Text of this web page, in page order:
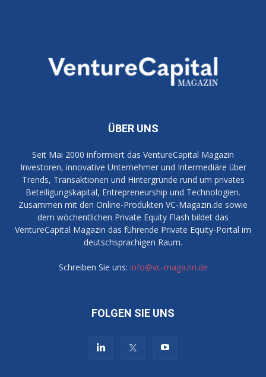
ÜBER UNS
Seit Mai 2000 informiert das VentureCapital Magazin
Investoren, innovative Unternehmer und Intermediäre über
Trends, Transaktionen und Hintergründe rund um privates
Beteiligungskapital, Entrepreneurship und Technologien.
Zusammen mit den Online-Produkten VC-Magazin.de sowie
dem wöchentlichen Private Equity Flash bildet das
VentureCapital Magazin das führende Private Equity-Portal im
deutschsprachigen Raum.
Schreiben Sie uns: info@vc-magazin.de
FOLGEN SIE UNS